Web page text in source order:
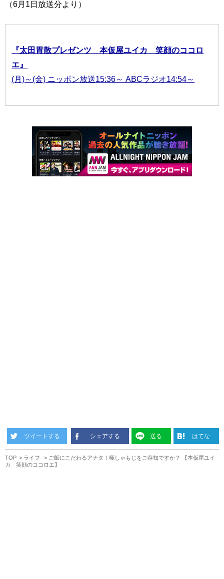
（6月1日放送分より）
『太田胃散プレゼンツ 本仮屋ユイカ 笑顔のココロ
エ』
(月)～(金) ニッポン放送15:36～ ABCラジオ14:54～
ツイートする シェアする 送る はてな
TOP ライフ
ご飯にこだわるアナタ！極しゃもじをご存知ですか？ 【本仮屋ユイ
カ 笑顔のココロエ】